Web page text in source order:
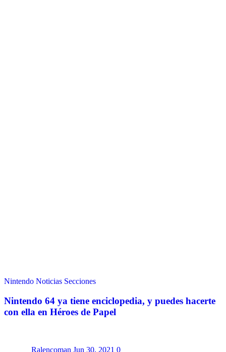
Nintendo Noticias Secciones
Nintendo 64 ya tiene enciclopedia, y puedes hacerte
con ella en Héroes de Papel
Ralencoman Jun 30, 2021 0